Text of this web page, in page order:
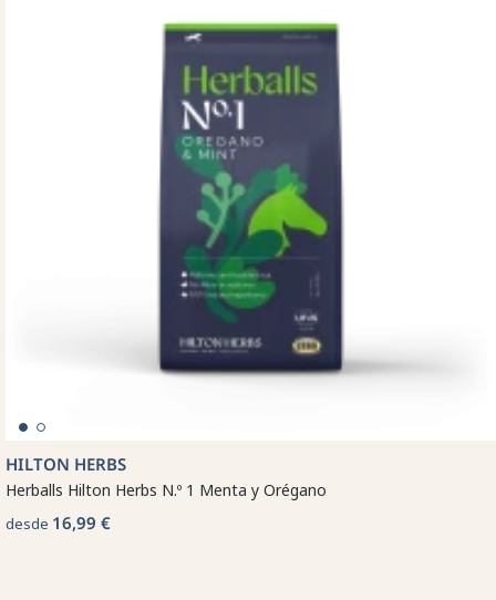
HILTON HERBS
Herballs Hilton Herbs N.º 1 Menta y Orégano
desde 16,99 €